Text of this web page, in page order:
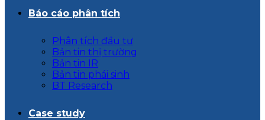
Báo cáo phân tích
Phân tích đầu tư
Bản tin thị trường
Bản tin IR
Bản tin phái sinh
BT Research
Case study